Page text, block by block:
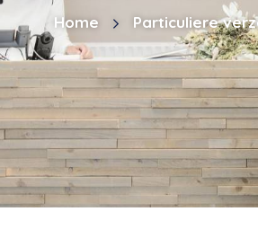
Home Particuliere